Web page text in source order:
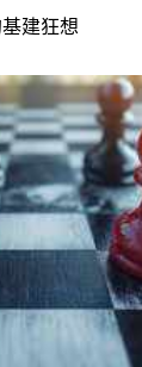
建狂想